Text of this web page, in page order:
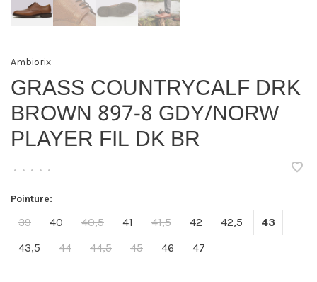
Ambiorix
GRASS COUNTRYCALF DRK
BROWN 897-8 GDY/NORW
PLAYER FIL DK BR
• • • • •
Pointure:
39 40 40,5 41 41,5 42 42,5
43
43,5
44 44,5 45 46 47